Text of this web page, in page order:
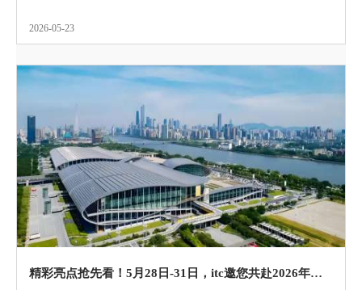
2026-05-23
精彩亮点抢先看！5月28日-31日，itc邀您共赴2026年广州国际专业灯光、音响展览会